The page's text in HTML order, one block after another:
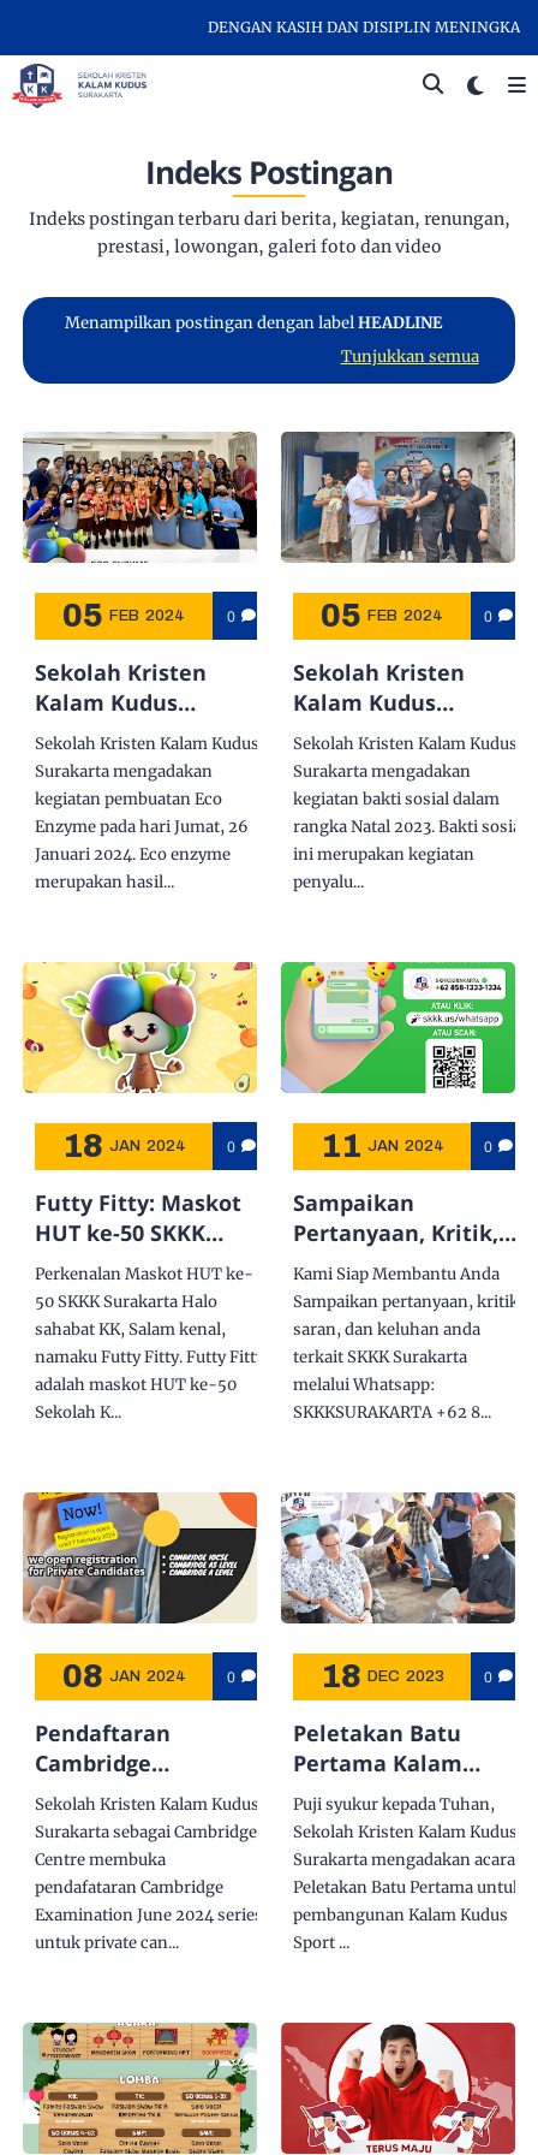
DENGAN KASIH DAN DISIPLIN
Indeks Postingan
Indeks postingan terbaru dari berita, kegiatan, renungan,
prestasi, lowongan, galeri foto dan video
Menampilkan postingan dengan labelHEADLINE
Tunjukkan semua
05 FEB 2024 0
Sekolah Kristen
Kalam Kudus
Surakarta Membuat
Eco Enzyme
Sekolah Kristen Kalam Kudus
Surakarta mengadakan
kegiatan pembuatan Eco
Enzyme pada hari Jumat, 26
Januari 2024. Eco enzyme
merupakan hasil...
05 FEB 2024 0
Sekolah Kristen
Kalam Kudus
Surakarta
Menyalurkan
Persembahan Natal
Siswa Lewat Bakti
Sosial
Sekolah Kristen Kalam Kudus
Surakarta mengadakan
kegiatan bakti sosial dalam
rangka Natal 2023. Bakti sosial
ini merupakan kegiatan
penyalu...
18 JAN 2024 0
Futty Fitty: Maskot
HUT ke-50 SKKK
Surakarta
Perkenalan Maskot HUT ke-
50 SKKK Surakarta Halo
sahabat KK, Salam kenal,
namaku Futty Fitty. Futty Fitty
adalah maskot HUT ke-50
Sekolah K...
11 JAN 2024 0
Sampaikan
Pertanyaan, Kritik,
Saran, dan Keluhan
Anda Terkait SKKK
Surakarta Melalui
Whatsapp
Kami Siap Membantu Anda
Sampaikan pertanyaan, kritik,
saran, dan keluhan anda
terkait SKKK Surakarta
melalui Whatsapp:
SKKKSURAKARTA +62 8...
08 JAN 2024 0
Pendaftaran
Cambridge
Examination June
2024 Series untuk
Private Candidates
Sekolah Kristen Kalam Kudus
Surakarta sebagai Cambridge
Centre membuka
pendafataran Cambridge
Examination June 2024 series
untuk private can...
18 DEC 2023 0
Peletakan Batu
Pertama Kalam
Kudus Sport Center
dan Gedung Lab SMA
Kristen Kalam Kudus
Sukoharjo
Puji syukur kepada Tuhan,
Sekolah Kristen Kalam Kudus
Surakarta mengadakan acara
Peletakan Batu Pertama untuk
pembangunan Kalam Kudus
Sport ...